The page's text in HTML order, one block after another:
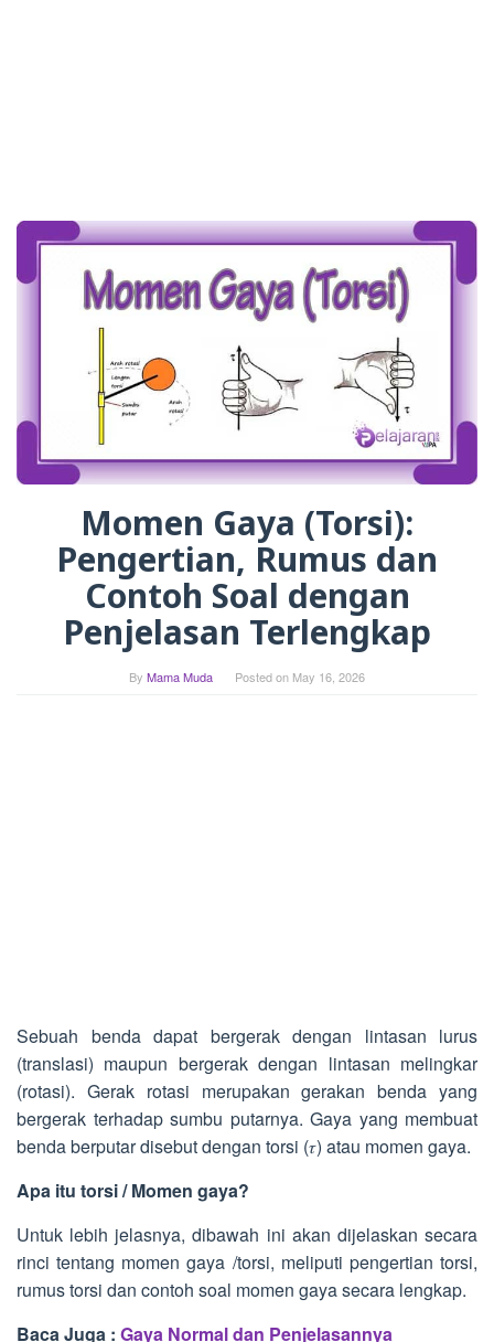
Momen Gaya (Torsi):
Pengertian, Rumus dan
Contoh Soal dengan
Penjelasan Terlengkap
By Mama Muda Posted on May 16, 2026
Sebuah benda dapat bergerak dengan lintasan lurus
(translasi) maupun bergerak dengan lintasan melingkar
(rotasi). Gerak rotasi merupakan gerakan benda yang
bergerak terhadap sumbu putarnya. Gaya yang membuat
benda berputar disebut dengan torsi (𝜏) atau momen gaya.
Apa itu torsi / Momen gaya?
Untuk lebih jelasnya, dibawah ini akan dijelaskan secara
rinci tentang momen gaya /torsi, meliputi pengertian torsi,
rumus torsi dan contoh soal momen gaya secara lengkap.
Baca Juga : Gaya Normal dan Penjelasannya